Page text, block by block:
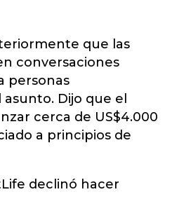
que las
conversaciones
personas
Dijo que el
cerca de US$4.000
a principios de
declinó hacer